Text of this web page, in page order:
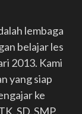
lembaga
belajar les
2013. Kami
yang siap
ke
SD, SMP,